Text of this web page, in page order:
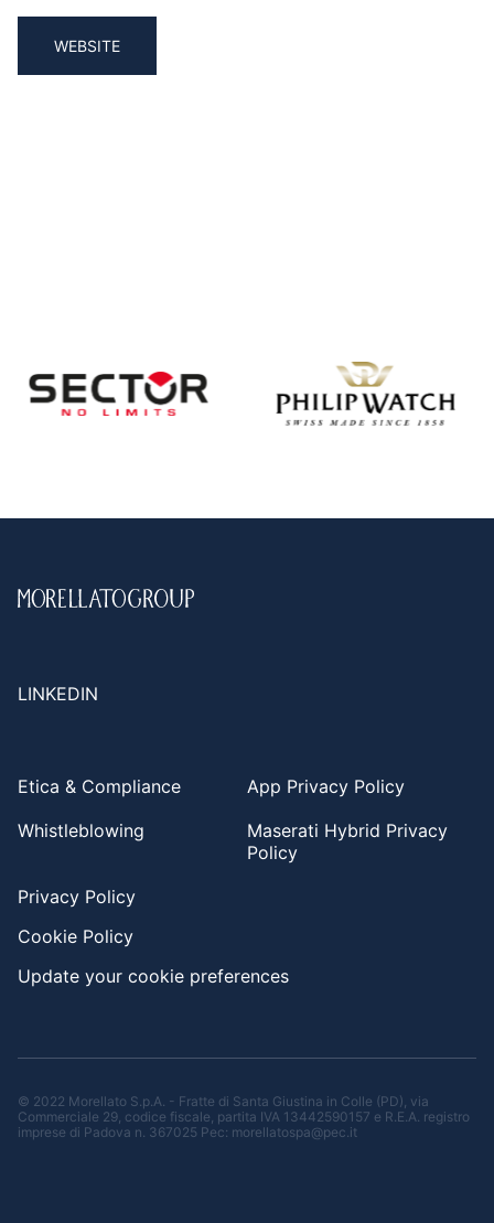
WEBSITE
LINKEDIN
Etica & Compliance
App Privacy Policy
Whistleblowing
Maserati Hybrid Privacy
Policy
Privacy Policy
Cookie Policy
Update your cookie preferences
© 2022 Morellato S.p.A. - Fratte di Santa Giustina in Colle (PD), via
Commerciale 29, codice fiscale, partita IVA 13442590157 e R.E.A. registro
imprese di Padova n. 367025 Pec: morellatospa@pec.it